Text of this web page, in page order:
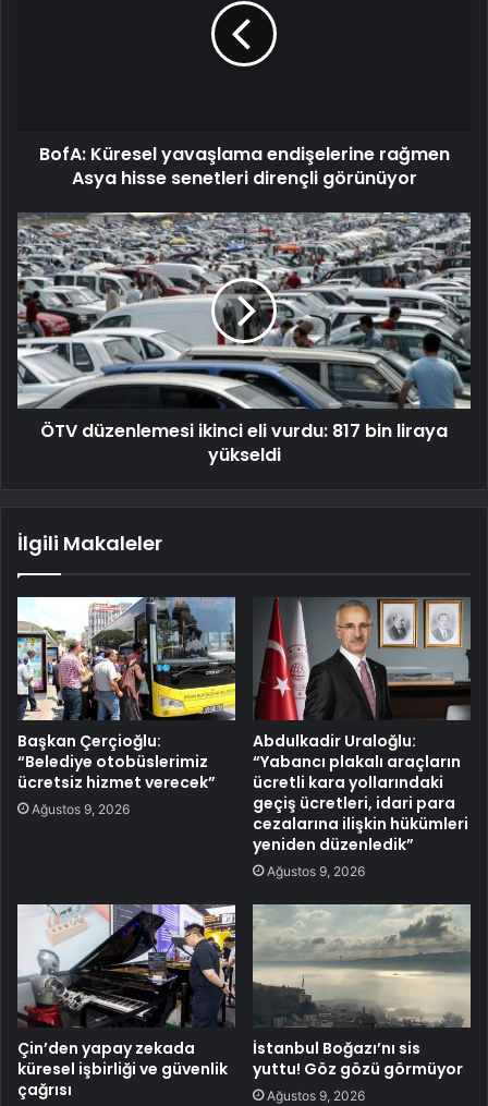
BofA: Küresel yavaşlama endişelerine rağmen
Asya hisse senetleri dirençli görünüyor
ÖTV düzenlemesi ikinci eli vurdu: 817 bin liraya
yükseldi
İlgili Makaleler
Başkan Çerçioğlu:
“Belediye otobüslerimiz
ücretsiz hizmet verecek”
Ağustos 9, 2026
Abdulkadir Uraloğlu:
“Yabancı plakalı araçların
ücretli kara yollarındaki
geçiş ücretleri, idari para
cezalarına ilişkin hükümleri
yeniden düzenledik”
Ağustos 9, 2026
Çin’den yapay zekada
küresel işbirliği ve güvenlik
çağrısı
İstanbul Boğazı’nı sis
yuttu! Göz gözü görmüyor
Ağustos 9, 2026